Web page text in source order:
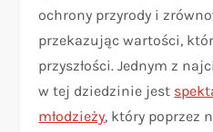
ochrony przyrody i
przekazując wartości,
przyszłości. Jednym z
w tej dziedzinie jest
młodzieży, który poprzez